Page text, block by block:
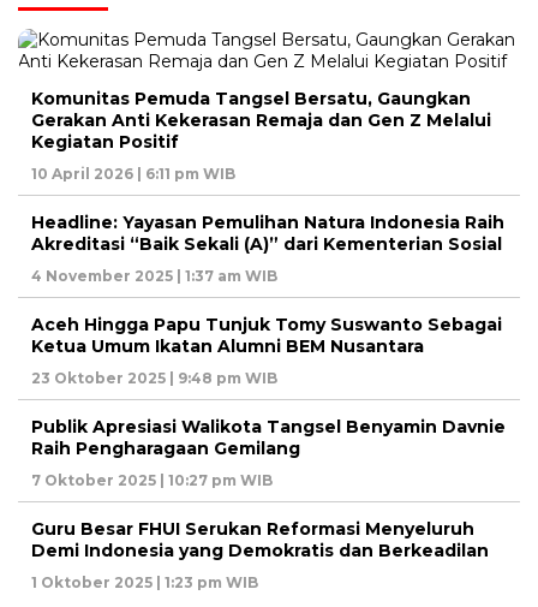
Komunitas Pemuda Tangsel Bersatu, Gaungkan
Gerakan Anti Kekerasan Remaja dan Gen Z Melalui
Kegiatan Positif
10 April 2026 | 6:11 pm WIB
Headline: Yayasan Pemulihan Natura Indonesia Raih
Akreditasi “Baik Sekali (A)” dari Kementerian Sosial
4 November 2025 | 1:37 am WIB
Aceh Hingga Papu Tunjuk Tomy Suswanto Sebagai
Ketua Umum Ikatan Alumni BEM Nusantara
23 Oktober 2025 | 9:48 pm WIB
Publik Apresiasi Walikota Tangsel Benyamin Davnie
Raih Pengharagaan Gemilang
7 Oktober 2025 | 10:27 pm WIB
Guru Besar FHUI Serukan Reformasi Menyeluruh
Demi Indonesia yang Demokratis dan Berkeadilan
1 Oktober 2025 | 1:23 pm WIB